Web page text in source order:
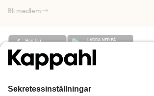
Bli medlem